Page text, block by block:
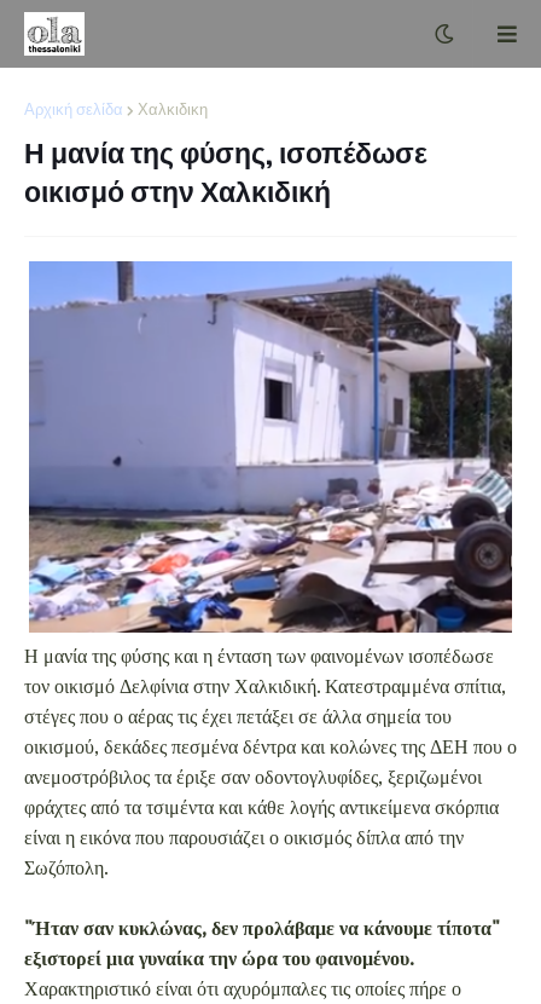
Αρχική σελίδα Χαλκιδικη
Η μανία της φύσης, ισοπέδωσε
οικισμό στην Χαλκιδική
Η μανία της φύσης και η ένταση των φαινομένων ισοπέδωσε
τον οικισμό Δελφίνια στην Χαλκιδική. Κατεστραμμένα σπίτια,
στέγες που ο αέρας τις έχει πετάξει σε άλλα σημεία του
οικισμού, δεκάδες πεσμένα δέντρα και κολώνες της ΔΕΗ που ο
ανεμοστρόβιλος τα έριξε σαν οδοντογλυφίδες, ξεριζωμένοι
φράχτες από τα τσιμέντα και κάθε λογής αντικείμενα σκόρπια
είναι η εικόνα που παρουσιάζει ο οικισμός δίπλα από την
Σωζόπολη.
"Ήταν σαν κυκλώνας, δεν προλάβαμε να κάνουμε τίποτα"
εξιστορεί μια γυναίκα την ώρα του φαινομένου.
Χαρακτηριστικό είναι ότι αχυρόμπαλες τις οποίες πήρε ο